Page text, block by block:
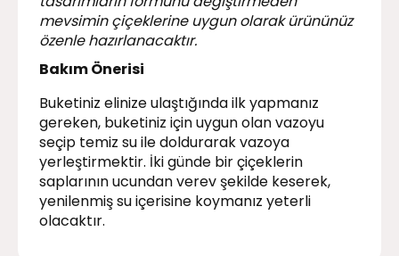
mevsimin çiçeklerine uygun olarak ürününüz
özenle hazırlanacaktır.
Bakım Önerisi
Buketiniz elinize ulaştığında ilk yapmanız
gereken, buketiniz için uygun olan vazoyu
seçip temiz su ile doldurarak vazoya
yerleştirmektir. İki günde bir çiçeklerin
saplarının ucundan verev şekilde keserek,
yenilenmiş su içerisine koymanız yeterli
olacaktır.